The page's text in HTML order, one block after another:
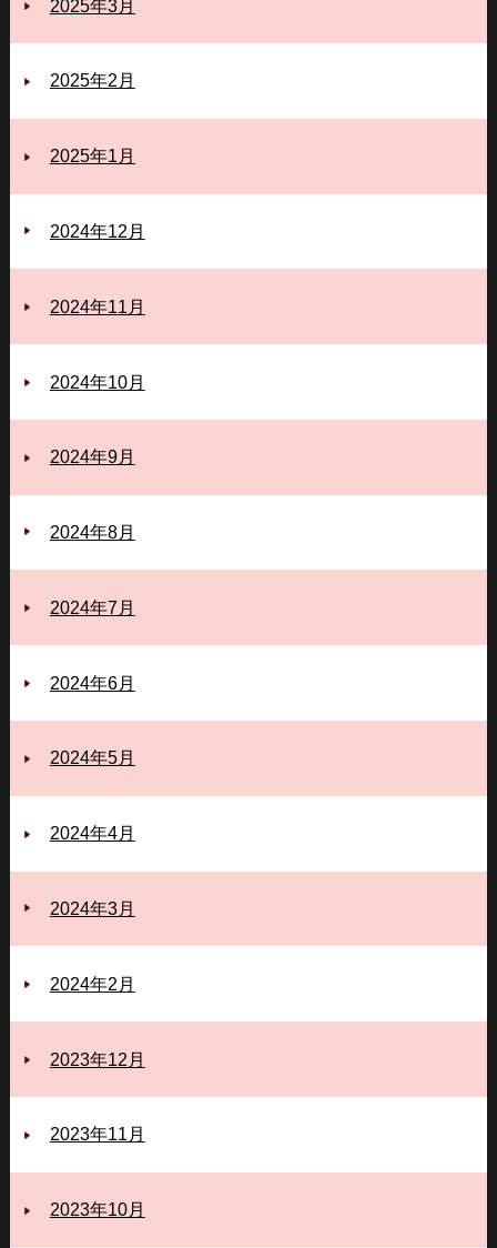
2025年3月
2025年2月
2025年1月
2024年12月
2024年11月
2024年10月
2024年9月
2024年8月
2024年7月
2024年6月
2024年5月
2024年4月
2024年3月
2024年2月
2023年12月
2023年11月
2023年10月